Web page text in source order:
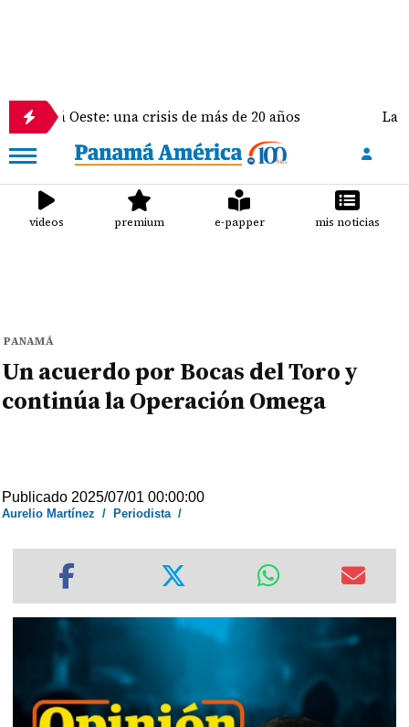
Oeste: una crisis de más de 20 años La
videos premium e-papper mis noticias
PANAMÁ
Un acuerdo por Bocas del Toro y
continúa la Operación Omega
Publicado 2025/07/01 00:00:00
Aurelio Martínez / Periodista/